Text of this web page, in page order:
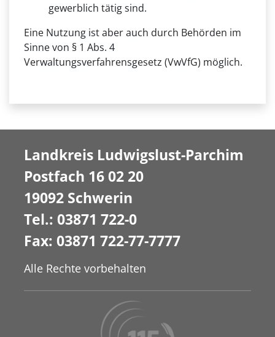
gewerblich tätig sind.
Eine Nutzung ist aber auch durch Behörden im
Sinne von § 1 Abs. 4
Verwaltungsverfahrensgesetz (VwVfG) möglich.
Landkreis Ludwigslust-Parchim
Postfach 16 02 20
19092 Schwerin
Tel.: 03871 722-0
Fax: 03871 722-77-7777
Alle Rechte vorbehalten